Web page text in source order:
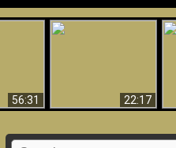
56:31 22:17